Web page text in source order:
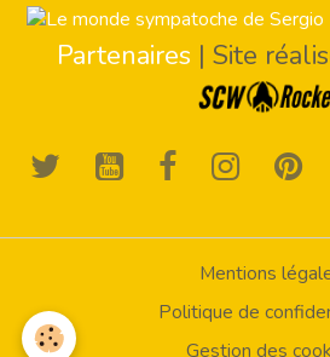
Partenaires | Site
Mentions
Politique de
Gestion des